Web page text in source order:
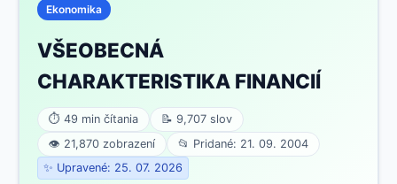
Ekonomika
VŠEOBECNÁ
CHARAKTERISTIKA FINANCIÍ
⏱ 49 min čítania
📝 9,707 slov
👁 21,870 zobrazení
📂 Pridané: 21. 09. 2004
✨ Upravené: 25. 07. 2026